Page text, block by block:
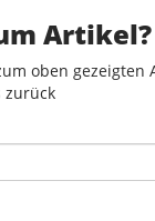
Artikel?
oben gezeigten
zurück